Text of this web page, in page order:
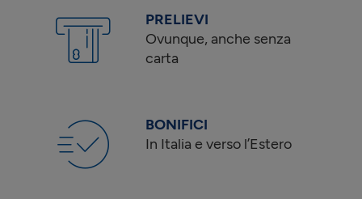
PRELIEVI
Ovunque, anche senza
carta
BONIFICI
In Italia e verso l’Estero